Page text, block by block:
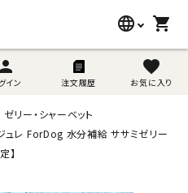
language
name
shopping_cart
person
イン 注文履歴
favorite
お気に入り
search
ゼリー・シャーベット
ジュレ ForDog 水分補給 ササミゼリー
】